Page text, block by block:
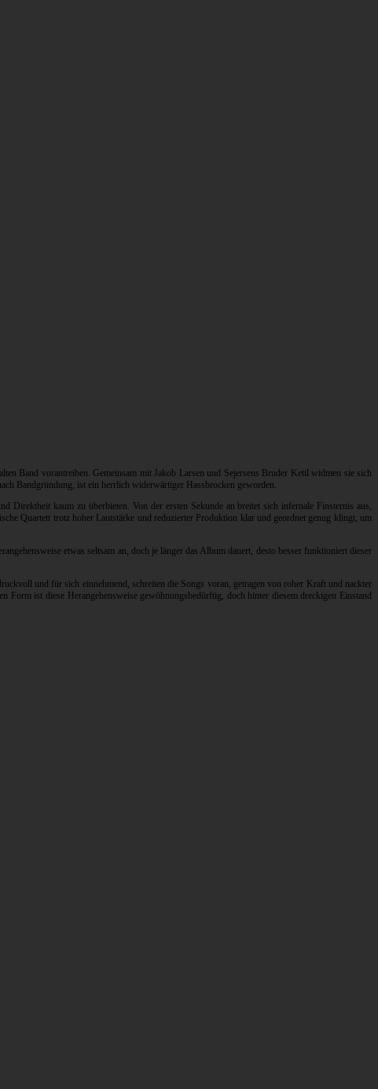
Band vorantreiben. Gemeinsam mit Jakob Larsen und Sejersens Bruder Ketil widmen sie sich
Bandgründung, ist ein herrlich widerwärtiger Hassbrocken geworden.
Direktheit kaum zu überbieten. Von der ersten Sekunde an breitet sich infernale Finsternis aus,
Quartett trotz hoher Lautstärke und reduzierter Produktion klar und geordnet genug klingt, um
etwas seltsam an, doch je länger das Album dauert, desto besser funktioniert dieser
und für sich einnehmend, schreiten die Songs voran, getragen von roher Kraft und nackter
ist diese Herangehensweise gewöhnungsbedürftig, doch hinter diesem dreckigen Einstand